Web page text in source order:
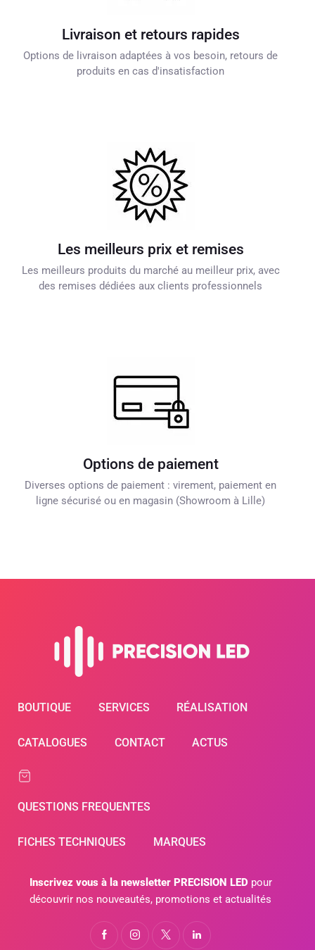
Livraison et retours rapides
Options de livraison adaptées à vos besoin, retours de
produits en cas d'insatisfaction
Les meilleurs prix et remises
Les meilleurs produits du marché au meilleur prix, avec
des remises dédiées aux clients professionnels
Options de paiement
Diverses options de paiement : virement, paiement en
ligne sécurisé ou en magasin (Showroom à Lille)
BOUTIQUE SERVICES RÉALISATION
CATALOGUES CONTACT ACTUS
QUESTIONS FREQUENTES
FICHES TECHNIQUES MARQUES
Inscrivez vous à la newsletter PRECISION LEDpour
découvrir nos nouveautés, promotions et actualités